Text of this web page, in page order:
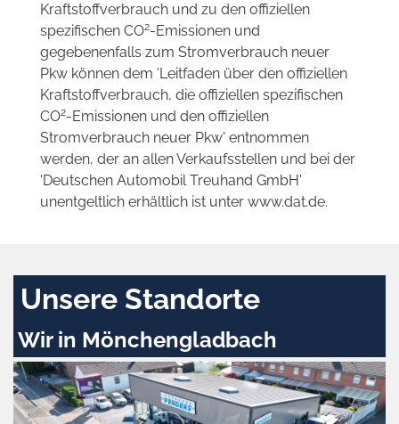
Kraftstoffverbrauch und zu den offiziellen
spezifischen CO2-Emissionen und
gegebenenfalls zum Stromverbrauch neuer
Pkw können dem 'Leitfaden über den offiziellen
Kraftstoffverbrauch, die offiziellen spezifischen
CO2-Emissionen und den offiziellen
Stromverbrauch neuer Pkw' entnommen
werden, der an allen Verkaufsstellen und bei der
'Deutschen Automobil Treuhand GmbH'
unentgeltlich erhältlich ist unter www.dat.de.
Unsere Standorte
Wir in Mönchengladbach